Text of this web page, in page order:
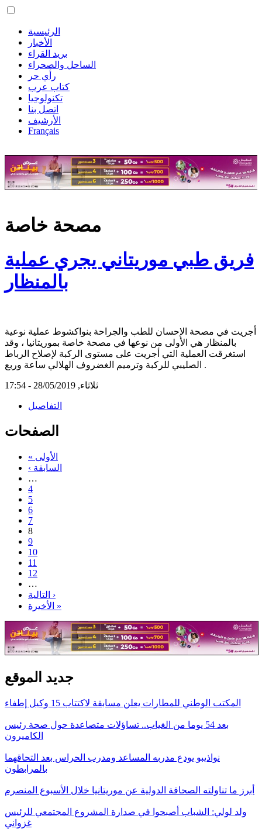
الرئيسية
الأخبار
بريد القراء
الساحل والصحراء
رأي حر
كتاب عرب
تكنولوجيا
اتصل بنا
الأرشيف
Français
مصحة خاصة
فريق طبي موريتاني يجري عملية
بالمنظار
أجريت في مصحة الإحسان للطب والجراحة بنواكشوط عملية نوعية
بالمنظار هي الأولى من نوعها في مصحة خاصة بموريتانيا ، وقد
استغرقت العملية التي أجريت على مستوى الركبة لإصلاح الرباط
الصليبي للركبة وترميم الغضروف الهلالي ساعة وربع .
ثلاثاء, 28/05/2019 - 17:54
التفاصيل
الصفحات
« الأولى
‹ السابقة
…
4
5
6
7
8
9
10
11
12
…
التالية ›
الأخيرة »
جديد الموقع
المكتب الوطني للمطارات يعلن مسابقة لاكتتاب 15 وكيل إطفاء
بعد 54 يوما من الغياب.. تساؤلات متصاعدة حول صحة رئيس
الكاميرون
نواذيبو يودع مدربه المساعد ومدرب الحراس بعد التحاقهما
بالمرابطون
أبرز ما تناولته الصحافة الدولية عن موريتانيا خلال الأسبوع المنصرم
ولد لولي: الشباب أصبحوا في صدارة المشروع المجتمعي للرئيس
غزواني